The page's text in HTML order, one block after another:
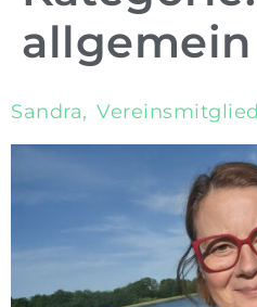
allgemein
Sandra, Vereinsmitglied